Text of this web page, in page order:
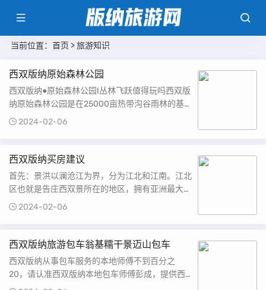
当前位置： 首页 >旅游知识
西双版纳原始森林公园
西双版纳●原始森林公园I丛林飞跃值得玩吗西双版
纳原始森林公园是在25000亩热带沟谷雨林的基
础.上创建，园内森林覆盖率超过98%，是个天然
2024-02-06
西双版纳买房建议
首先：景洪以澜沧江为界，分为江北和江南。江北
区也就是告庄西双景所在的地区，拥有亚洲最大的
星光夜市。（人流量较多，周围配套设施齐全，稀
2024-02-06
西双版纳旅游包车翁基糯干景迈山包车
西双版纳从事包车服务的本地师傅不到百分之
20，请认准西双版纳本地包车师傅彭成，提供西
双版纳周边纯玩包车（无套路，只挣自己合理的包